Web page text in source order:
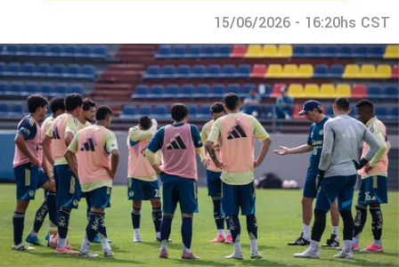
15/06/2026 - 16:20hs CST